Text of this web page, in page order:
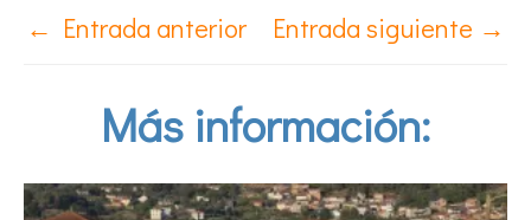
← Entrada anterior Entrada siguiente →
Más información: